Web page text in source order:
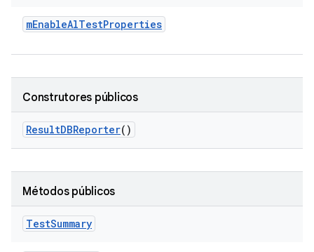
mEnableAlTestProperties
Construtores públicos
ResultDBReporter()
Métodos públicos
TestSummary